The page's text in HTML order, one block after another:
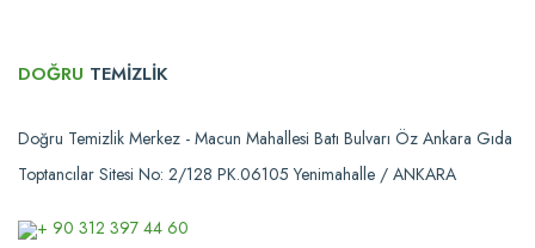
DOĞRU TEMİZLİK
Doğru Temizlik Merkez - Macun Mahallesi Batı Bulvarı Öz Ankara Gıda
Toptancılar Sitesi No: 2/128 PK.06105 Yenimahalle / ANKARA
+ 90 312 397 44 60